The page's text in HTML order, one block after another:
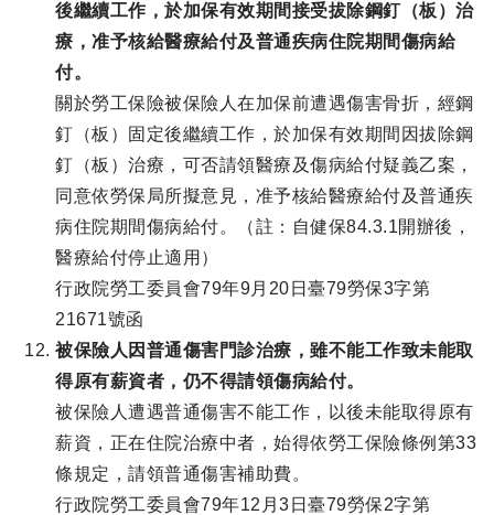
後繼續工作，於加保有效期間接受拔除鋼釘（板）治
療，准予核給醫療給付及普通疾病住院期間傷病給
付。
關於勞工保險被保險人在加保前遭遇傷害骨折，經鋼
釘（板）固定後繼續工作，於加保有效期間因拔除鋼
釘（板）治療，可否請領醫療及傷病給付疑義乙案，
同意依勞保局所擬意見，准予核給醫療給付及普通疾
病住院期間傷病給付。（註：自健保84.3.1開辦後，
醫療給付停止適用）
行政院勞工委員會79年9月20日臺79勞保3字第
21671號函
被保險人因普通傷害門診治療，雖不能工作致未能取
得原有薪資者，仍不得請領傷病給付。
被保險人遭遇普通傷害不能工作，以後未能取得原有
薪資，正在住院治療中者，始得依勞工保險條例第33
條規定，請領普通傷害補助費。
行政院勞工委員會79年12月3日臺79勞保2字第